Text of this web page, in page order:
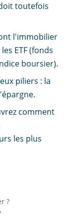
toutefois
l'immobilier
ETF (fonds
boursier).
piliers : la
comment
les plus
?